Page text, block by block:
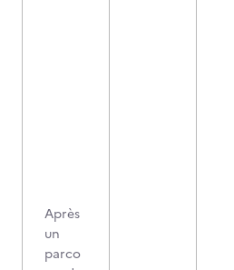
Après
un
parco